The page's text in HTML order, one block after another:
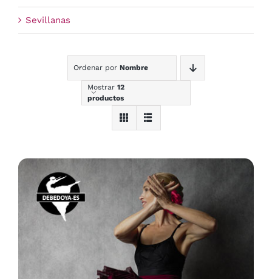
Sevillanas
Ordenar por Nombre
Mostrar 12
productos